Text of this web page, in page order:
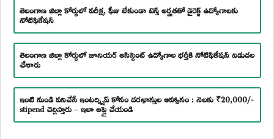
తెలంగాణ జిల్లా కోర్టులో పరీక్ష, ఫీజు లేకుండా టెన్త్ అర్హతతో డైరెక్ట్ ఉద్యోగాలకు
నోటిఫికేషన్
తెలంగాణ జిల్లా కోర్టులో జూనియర్ అసిస్టెంట్ ఉద్యోగాల భర్తీకి నోటిఫికేషన్ విడుదల
చేశారు
ఇంటి నుండి పనిచేసే ఇంటర్న్షిప్ కోసం దరఖాస్తుల ఆహ్వానం : నెలకు ₹20,000/-
stipend చెల్లిస్తారు – ఇలా అప్లై చేయండి